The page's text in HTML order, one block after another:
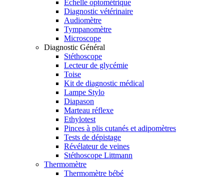
Echelle optométrique
Diagnostic vétérinaire
Audiomètre
Tympanomètre
Microscope
Diagnostic Général
Stéthoscope
Lecteur de glycémie
Toise
Kit de diagnostic médical
Lampe Stylo
Diapason
Marteau réflexe
Ethylotest
Pinces à plis cutanés et adipomètres
Tests de dépistage
Révélateur de veines
Stéthoscope Littmann
Thermomètre
Thermomètre bébé